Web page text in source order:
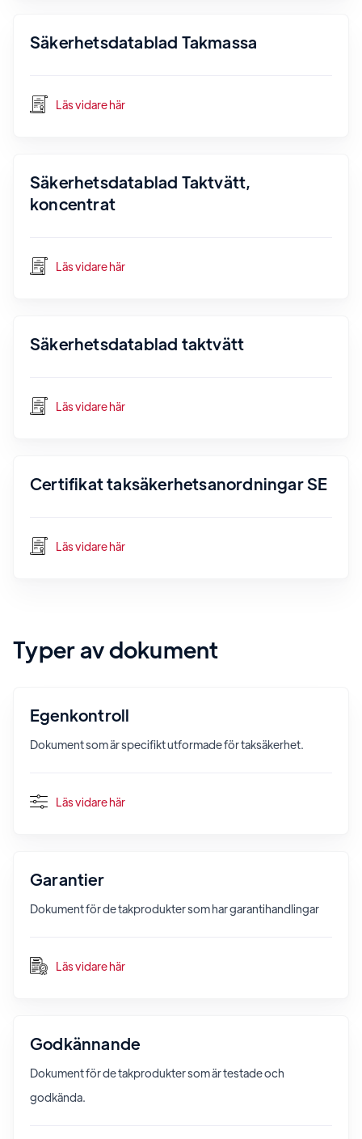
Säkerhetsdatablad Takmassa
Läs vidare här
Säkerhetsdatablad Taktvätt,
koncentrat
Läs vidare här
Säkerhetsdatablad taktvätt
Läs vidare här
Certifikat taksäkerhetsanordningar SE
Läs vidare här
Typer av dokument
Egenkontroll
Dokument som är specifikt utformade för taksäkerhet.
Läs vidare här
Garantier
Dokument för de takprodukter som har garantihandlingar
Läs vidare här
Godkännande
Dokument för de takprodukter som är testade och
godkända.